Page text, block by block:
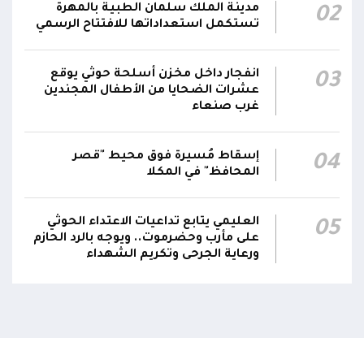
استهداف وحداتنا دون رد وسنتعامل مع أي اعتداء
جديد بالإجراءات العسكرية اللازمة والحازمة، وفقاً
لتوجيهات القيادة السياسية والعسكرية
ومقتضيات الموقف العملياتي
الناطق باسم القوات المسلحة: العملية جسدت
وحدة المحاور والقيادة والسيطرة للقوات المسلحة
02
مدينة الملك سلمان الطبية بالمهرة
تستكمل استعداداتها للافتتاح الرسمي
03
انفجار داخل مخزن أسلحة حوثي يوقع
عشرات الضحايا من الأطفال المجندين
غرب صنعاء
04
إسقاط مُسيرة فوق محيط "قصر
المحافظ" في المكلا
05
العليمي يتابع تداعيات الاعتداء الحوثي
على مأرب وحضرموت.. ويوجه بالرد الحازم
ورعاية الجرحى وتكريم الشهداء